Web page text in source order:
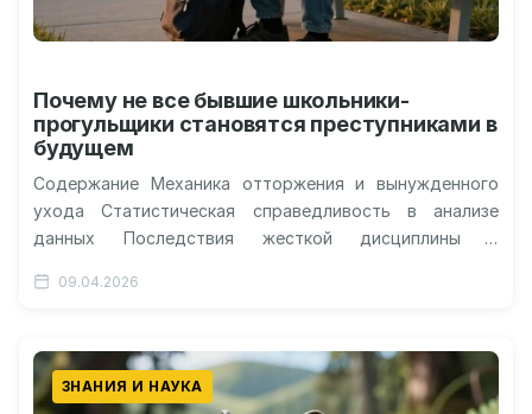
Почему не все бывшие школьники-
прогульщики становятся преступниками в
будущем
Содержание Механика отторжения и вынужденного
ухода Статистическая справедливость в анализе
данных Последствия жесткой дисциплины и
экономическую стабильность личности Зависимость
09.04.2026
ЗНАНИЯ И НАУКА